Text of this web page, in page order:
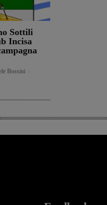
Sottili
Incisa
Bossini